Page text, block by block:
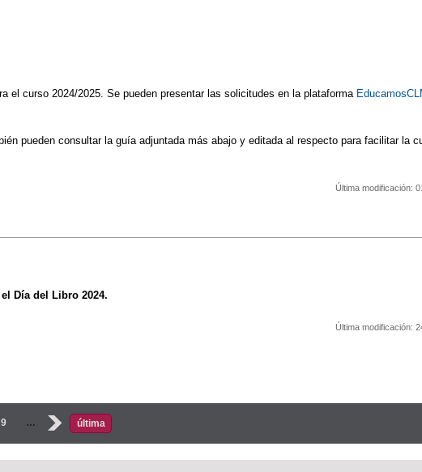
el curso 2024/2025. Se pueden presentar las solicitudes en la plataforma
pueden consultar la guía adjuntada más abajo y editada al respecto para facilitar la
Última modificación:
Día del Libro 2024.
Última modificación:
9 … › última